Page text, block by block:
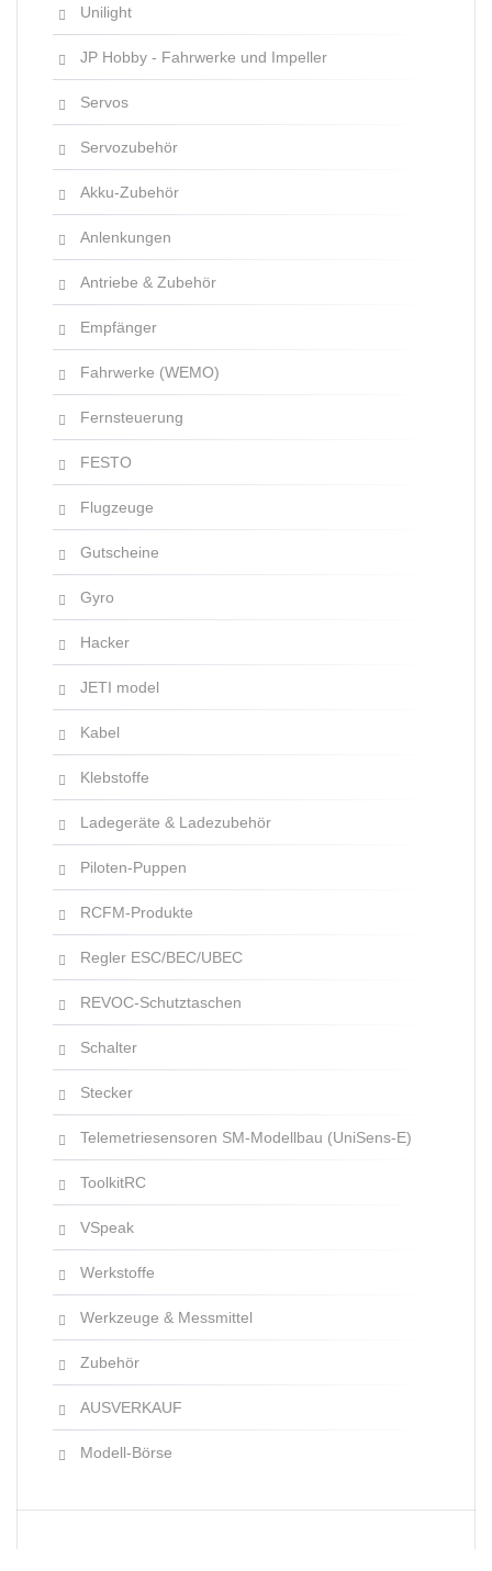
Unilight
JP Hobby - Fahrwerke und Impeller
Servos
Servozubehör
Akku-Zubehör
Anlenkungen
Antriebe & Zubehör
Empfänger
Fahrwerke (WEMO)
Fernsteuerung
FESTO
Flugzeuge
Gutscheine
Gyro
Hacker
JETI model
Kabel
Klebstoffe
Ladegeräte & Ladezubehör
Piloten-Puppen
RCFM-Produkte
Regler ESC/BEC/UBEC
REVOC-Schutztaschen
Schalter
Stecker
Telemetriesensoren SM-Modellbau (UniSens-E)
ToolkitRC
VSpeak
Werkstoffe
Werkzeuge & Messmittel
Zubehör
AUSVERKAUF
Modell-Börse